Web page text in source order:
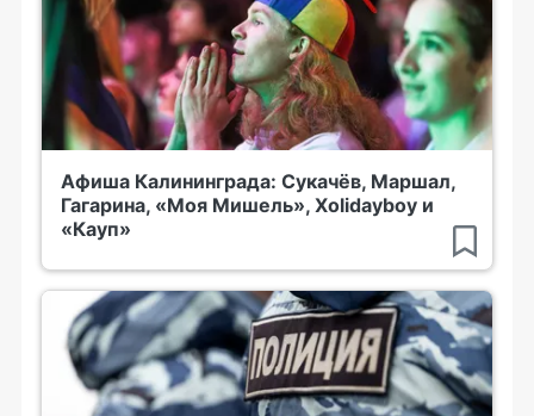
Афиша Калининграда: Сукачёв, Маршал,
Гагарина, «Моя Мишель», Xolidayboy и
«Кауп»